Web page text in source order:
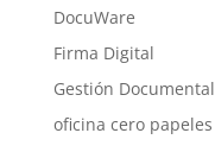
DocuWare
Firma Digital
Gestión Documental
oficina cero papeles